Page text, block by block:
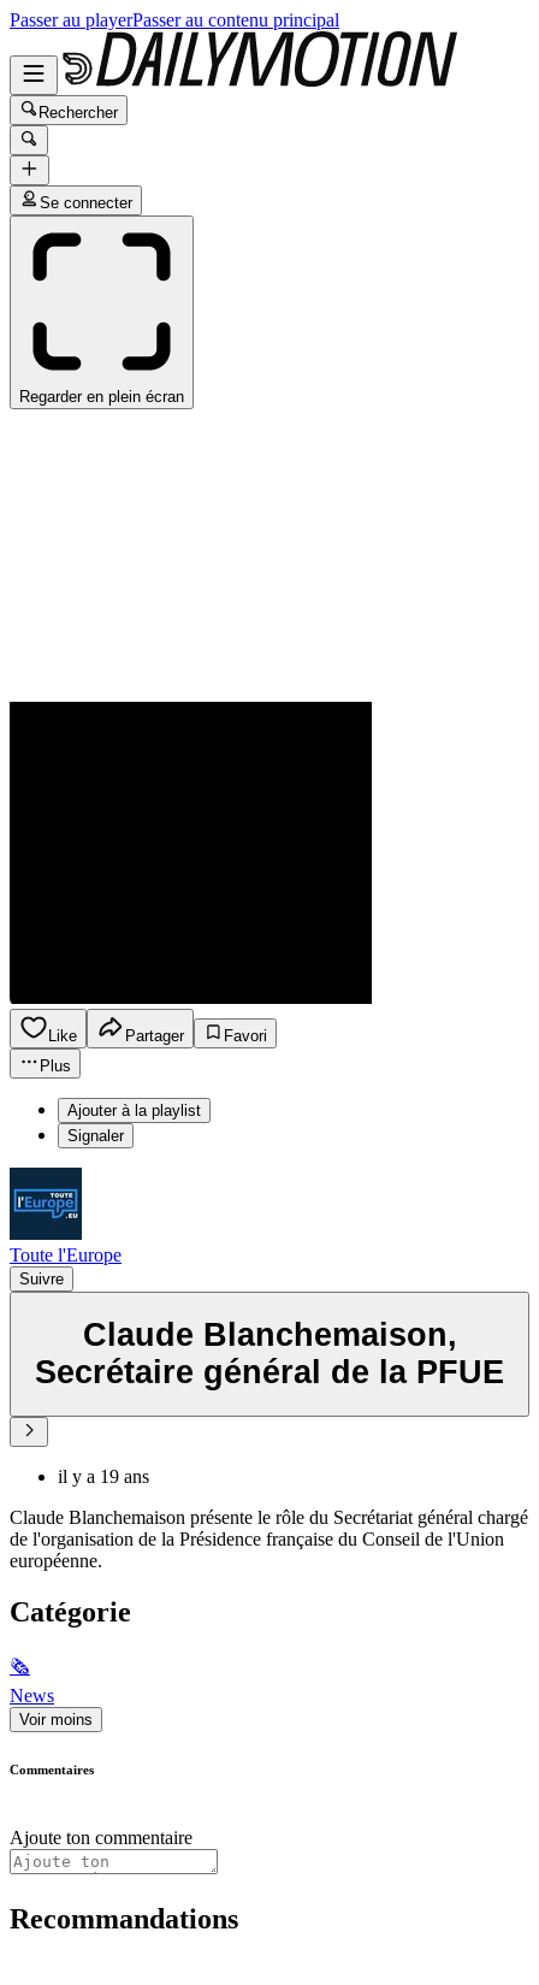
Passer au playerPasser au contenu principal
Rechercher
Se connecter
Regarder en plein écran
Like Partager
Favori
Plus
Ajouter à la playlist
Signaler
Toute l'Europe
Suivre
Claude Blanchemaison,
Secrétaire général de la PFUE
il y a 19 ans
Claude Blanchemaison présente le rôle du Secrétariat général chargé
de l'organisation de la Présidence française du Conseil de l'Union
européenne.
Catégorie
🗞
News
Voir moins
Commentaires
Ajoute ton commentaire
Recommandations